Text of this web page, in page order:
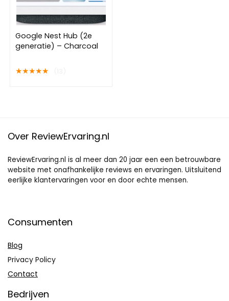
Google Nest Hub (2e
generatie) – Charcoal
★★★★★
Over ReviewErvaring.nl
ReviewErvaring.nl is al meer dan 20 jaar een een betrouwbare
website met onafhankelijke reviews en ervaringen. Uitsluitend
eerlijke klantervaringen voor en door echte mensen.
Consumenten
Blog
Privacy Policy
Contact
Bedrijven